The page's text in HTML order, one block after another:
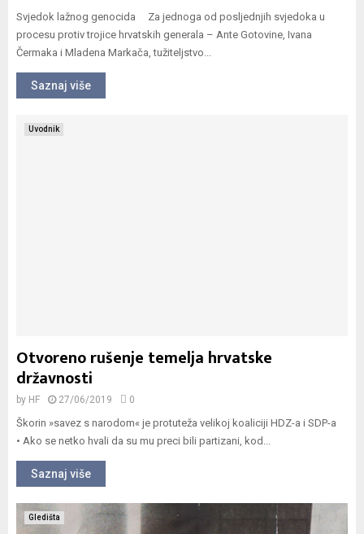
Svjedok lažnog genocida Za jednoga od posljednjih svjedoka u
procesu protiv trojice hrvatskih generala – Ante Gotovine, Ivana
Čermaka i Mladena Markača, tužiteljstvo...
Saznaj više
Uvodnik
Otvoreno rušenje temelja hrvatske
državnosti
by HF 27/06/2019 0
Škorin »savez s narodom« je protuteža velikoj koaliciji HDZ-a i SDP-a
• Ako se netko hvali da su mu preci bili partizani, kod...
Saznaj više
Gledišta